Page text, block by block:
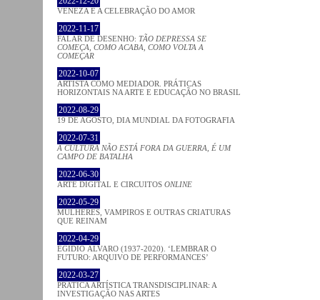
VENEZA E A CELEBRAÇÃO DO AMOR
2022-11-17
FALAR DE DESENHO: TÃO DEPRESSA SE
COMEÇA, COMO ACABA, COMO VOLTA A
COMEÇAR
2022-10-07
ARTISTA COMO MEDIADOR. PRÁTICAS
HORIZONTAIS NA ARTE E EDUCAÇÃO NO BRASIL
2022-08-29
19 DE AGOSTO, DIA MUNDIAL DA FOTOGRAFIA
2022-07-31
A CULTURA NÃO ESTÁ FORA DA GUERRA, É UM
CAMPO DE BATALHA
2022-06-30
ARTE DIGITAL E CIRCUITOS ONLINE
2022-05-29
MULHERES, VAMPIROS E OUTRAS CRIATURAS
QUE REINAM
2022-04-29
EGÍDIO ÁLVARO (1937-2020). ‘LEMBRAR O
FUTURO: ARQUIVO DE PERFORMANCES’
2022-03-27
PRATICA ARTÍSTICA TRANSDISCIPLINAR: A
INVESTIGAÇÃO NAS ARTES